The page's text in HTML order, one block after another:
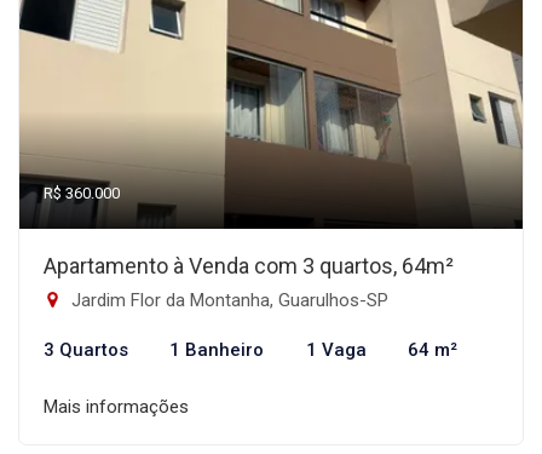
R$ 360.000
Apartamento à Venda com 3 quartos, 64m²
Jardim Flor da Montanha, Guarulhos-SP
3 Quartos 1 Banheiro 1 Vaga 64 m²
Mais informações